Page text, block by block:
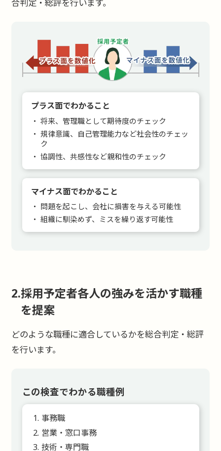
合判定・総評を行います。
プラス面でわかること
将来、管理職として期待度のチェック
規律意識、自己管理能力など社会性のチェッ
ク
協調性、共感性など親和性のチェック
マイナス面でわかること
問題を起こし、会社に損害を与える可能性
組織に馴染めず、ミスを繰り返す可能性
採用予定者各人の強みを活かす職種
を提案
どのような職種に適合しているかを総合判定・総評
を行います。
この検査でわかる職種例
事務職
営業・窓口事務
技術・専門職